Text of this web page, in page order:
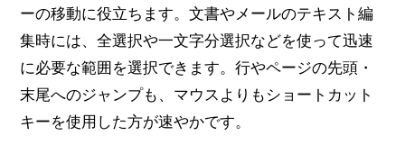
ーの移動に役立ちます。文書やメールのテキスト編
集時には、全選択や一文字分選択などを使って迅速
に必要な範囲を選択できます。行やページの先頭・
末尾へのジャンプも、マウスよりもショートカット
キーを使用した方が速やかです。